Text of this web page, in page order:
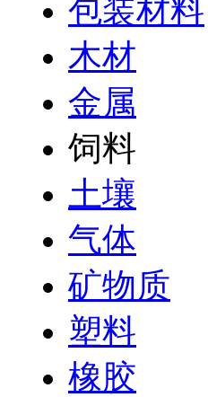
包装材料
木材
金属
饲料
土壤
气体
矿物质
塑料
橡胶